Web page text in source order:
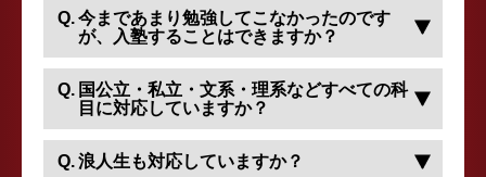
今まであまり勉強してこなかったのです
が、入塾することはできますか？
国公立・私立・文系・理系などすべての科
目に対応していますか？
浪人生も対応していますか？